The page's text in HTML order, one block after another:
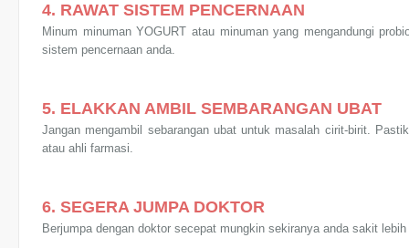
4. RAWAT SISTEM PENCERNAAN
Minum minuman YOGURT atau minuman yang mengandungi
sistem pencernaan anda.
5. ELAKKAN AMBIL SEMBARANGAN UBAT
Jangan mengambil sebarangan ubat untuk masalah cirit-birit.
atau ahli farmasi.
6. SEGERA JUMPA DOKTOR
Berjumpa dengan doktor secepat mungkin sekiranya anda sakit